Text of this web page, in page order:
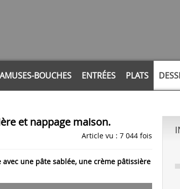
AMUSES-BOUCHES ENTRÉES PLATS
et nappage maison.
Article vu : 7 044 fois
une pâte sablée, une crème pâtissière